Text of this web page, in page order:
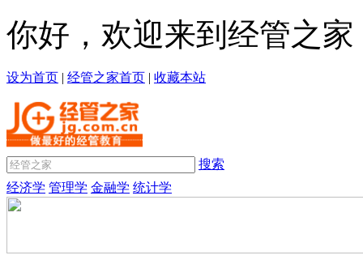
你好，欢迎来到经管之家
设为首页 | 经管之家首页 | 收藏本站
搜索
经济学 管理学 金融学 统计学